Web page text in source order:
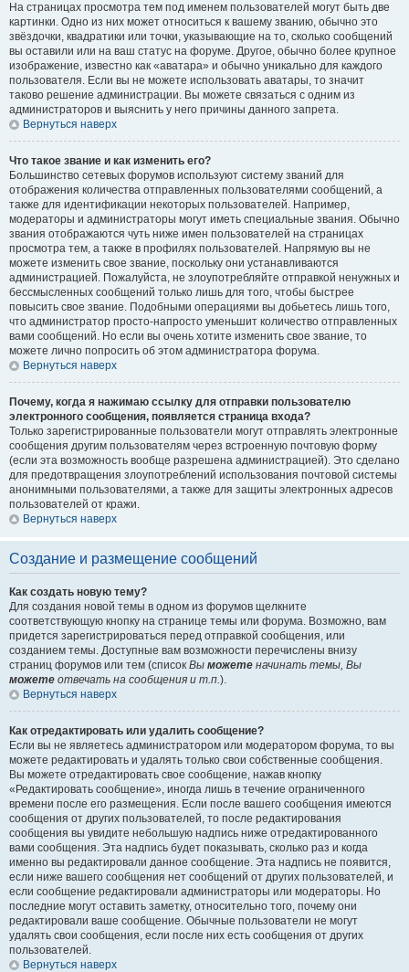
На страницах просмотра тем под именем пользователей могут быть две
картинки. Одно из них может относиться к вашему званию, обычно это
звёздочки, квадратики или точки, указывающие на то, сколько сообщений
вы оставили или на ваш статус на форуме. Другое, обычно более крупное
изображение, известно как «аватара» и обычно уникально для каждого
пользователя. Если вы не можете использовать аватары, то значит
таково решение администрации. Вы можете связаться с одним из
администраторов и выяснить у него причины данного запрета.
Вернуться наверх
Что такое звание и как изменить его?
Большинство сетевых форумов используют систему званий для
отображения количества отправленных пользователями сообщений, а
также для идентификации некоторых пользователей. Например,
модераторы и администраторы могут иметь специальные звания. Обычно
звания отображаются чуть ниже имен пользователей на страницах
просмотра тем, а также в профилях пользователей. Напрямую вы не
можете изменить свое звание, поскольку они устанавливаются
администрацией. Пожалуйста, не злоупотребляйте отправкой ненужных и
бессмысленных сообщений только лишь для того, чтобы быстрее
повысить свое звание. Подобными операциями вы добьетесь лишь того,
что администратор просто-напросто уменьшит количество отправленных
вами сообщений. Но если вы очень хотите изменить свое звание, то
можете лично попросить об этом администратора форума.
Вернуться наверх
Почему, когда я нажимаю ссылку для отправки пользователю
электронного сообщения, появляется страница входа?
Только зарегистрированные пользователи могут отправлять электронные
сообщения другим пользователям через встроенную почтовую форму
(если эта возможность вообще разрешена администрацией). Это сделано
для предотвращения злоупотреблений использования почтовой системы
анонимными пользователями, а также для защиты электронных адресов
пользователей от кражи.
Вернуться наверх
Создание и размещение сообщений
Как создать новую тему?
Для создания новой темы в одном из форумов щелкните
соответствующую кнопку на странице темы или форума. Возможно, вам
придется зарегистрироваться перед отправкой сообщения, или
созданием темы. Доступные вам возможности перечислены внизу
страниц форумов или тем (список Вы можете начинать темы, Вы
можете отвечать на сообщения и т.п.).
Вернуться наверх
Как отредактировать или удалить сообщение?
Если вы не являетесь администратором или модератором форума, то вы
можете редактировать и удалять только свои собственные сообщения.
Вы можете отредактировать свое сообщение, нажав кнопку
«Редактировать сообщение», иногда лишь в течение ограниченного
времени после его размещения. Если после вашего сообщения имеются
сообщения от других пользователей, то после редактирования
сообщения вы увидите небольшую надпись ниже отредактированного
вами сообщения. Эта надпись будет показывать, сколько раз и когда
именно вы редактировали данное сообщение. Эта надпись не появится,
если ниже вашего сообщения нет сообщений от других пользователей, и
если сообщение редактировали администраторы или модераторы. Но
последние могут оставить заметку, относительно того, почему они
редактировали ваше сообщение. Обычные пользователи не могут
удалять свои сообщения, если после них есть сообщения от других
пользователей.
Вернуться наверх